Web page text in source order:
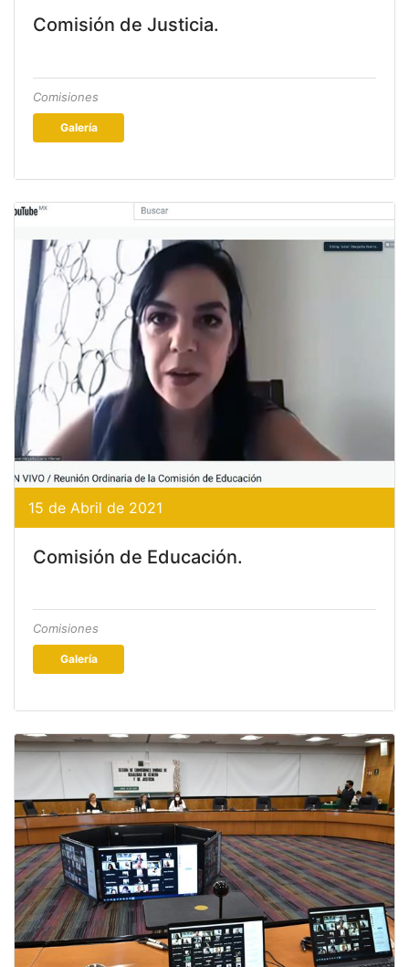
Comisión de Justicia.
Comisiones
Galería
15 de Abril de 2021
Comisión de Educación.
Comisiones
Galería